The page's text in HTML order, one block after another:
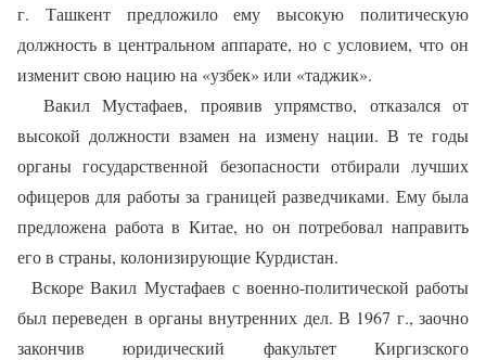
г. Ташкент предложило ему высокую политическую
должность в центральном аппарате, но с условием, что он
изменит свою нацию на «узбек» или «таджик».
Вакил Мустафаев, проявив упрямство, отказался от
высокой должности взамен на измену нации. В те годы
органы государственной безопасности отбирали лучших
офицеров для работы за границей разведчиками. Ему была
предложена работа в Китае, но он потребовал направить
его в страны, колонизирующие Курдистан.
Вскоре Вакил Мустафаев с военно-политической работы
был переведен в органы внутренних дел. В 1967 г., заочно
закончив юридический факультет Киргизского